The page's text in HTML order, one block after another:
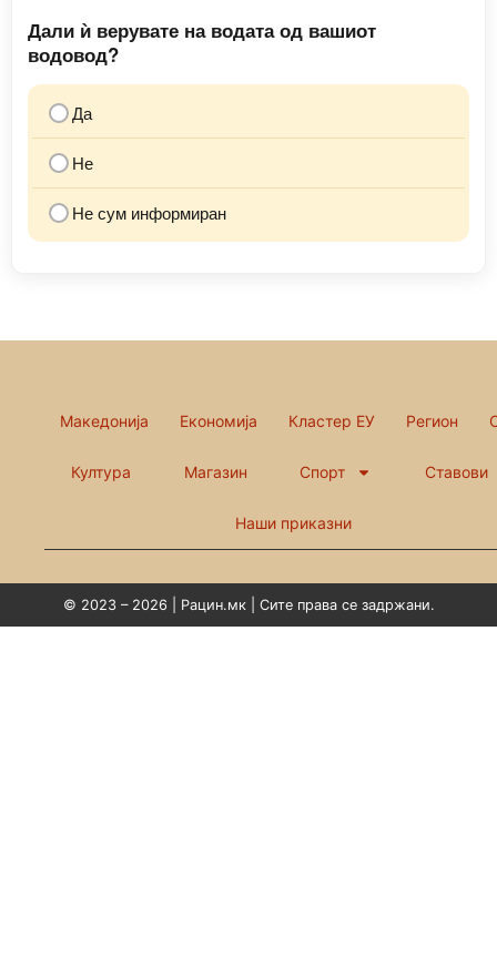
Дали ѝ верувате на водата од вашиот
водовод?
Да
Не
Не сум информиран
Македонија Економија Кластер ЕУ Регион
Култура Магазин Спорт Ставови
Наши приказни
© 2023 – 2026 | Рацин.мк | Сите права се задржани.